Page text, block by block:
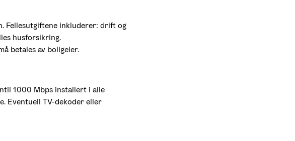
Fellesutgiftene inkluderer: drift og
husforsikring.
betales av boligeier.
1000 Mbps installert i alle
Eventuell TV-dekoder eller